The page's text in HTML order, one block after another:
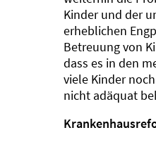
Kinder und der
erheblichen
Betreuung von
dass es in den
viele Kinder
nicht adäquat